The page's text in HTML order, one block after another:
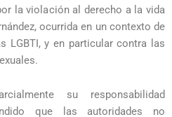
la violación al derecho a la vida
ocurrida en un contexto de
LGBTI, y en particular contra las
su responsabilidad
que las autoridades no